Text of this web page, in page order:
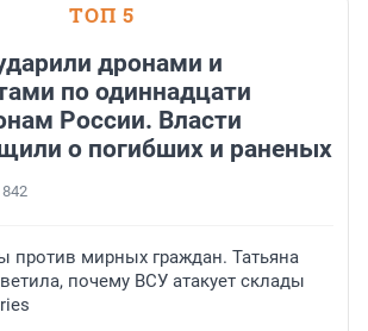
ТОП 5
дронами и
по одиннадцати
России. Власти
о погибших и раненых
842
против мирных граждан. Татьяна
почему ВСУ атакует склады